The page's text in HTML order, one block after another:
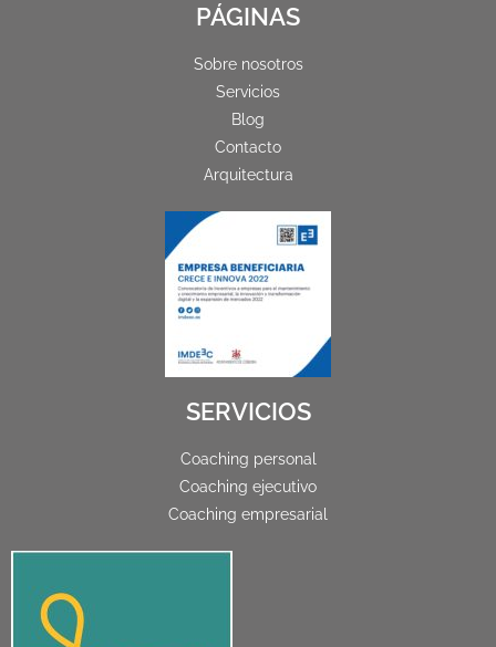
SERVICIOS
Coaching personal
Coaching ejecutivo
Coaching empresarial
PÁGINAS
Sobre nosotros
Servicios
Blog
Contacto
Arquitectura